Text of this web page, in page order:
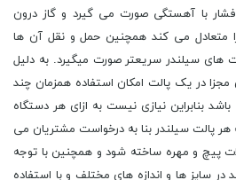
با آهستگی صورت می گیرد و گاز درون
متعادل می کند همچنین حمل و نقل آن ها
های سیلندر سریعتر صورت میگیرد. به دلیل
در یک پالت امکان استفاده همزمان چند
بنابراین نیازی نیست به ازای هر دستگاه
هر پالت سیلندر بنا به درخواست مشتریان می
پیچ و مهره ساخته شود و همچنین با توجه
در سایز ها و اندازه های مختلف و با استفاده